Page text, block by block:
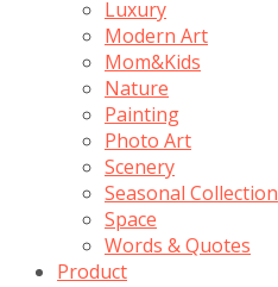
Luxury
Modern Art
Mom&Kids
Nature
Painting
Photo Art
Scenery
Seasonal Collection
Space
Words & Quotes
Product